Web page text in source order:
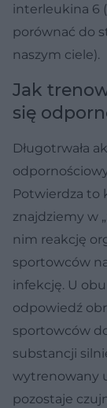
interleukina 6
porównać do
naszym ciele).
Jak
się
Długotrwała
Potwierdza to
znajdziemy w
nim reakcję
sportowców
infekcję. U
odpowiedź
sportowców
substancji
wytrenowany
pozostaje